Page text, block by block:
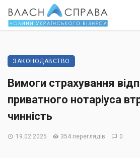
ЗАКОНОДАВСТВО
Вимоги страхування
приватного нотаріуса
чинність
19.02.2025 354 переглядів 0